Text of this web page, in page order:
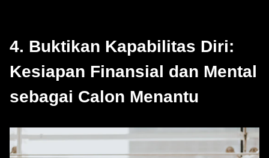
4. Buktikan Kapabilitas Diri:
Kesiapan Finansial dan Mental
sebagai Calon Menantu